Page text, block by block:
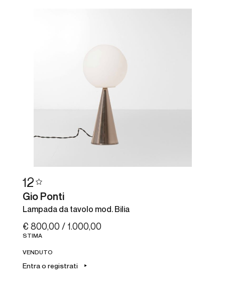
12
Gio Ponti
Lampada da tavolo mod. Bilia
€ 800,00 / 1.000,00
STIMA
VENDUTO
Entra o registrati